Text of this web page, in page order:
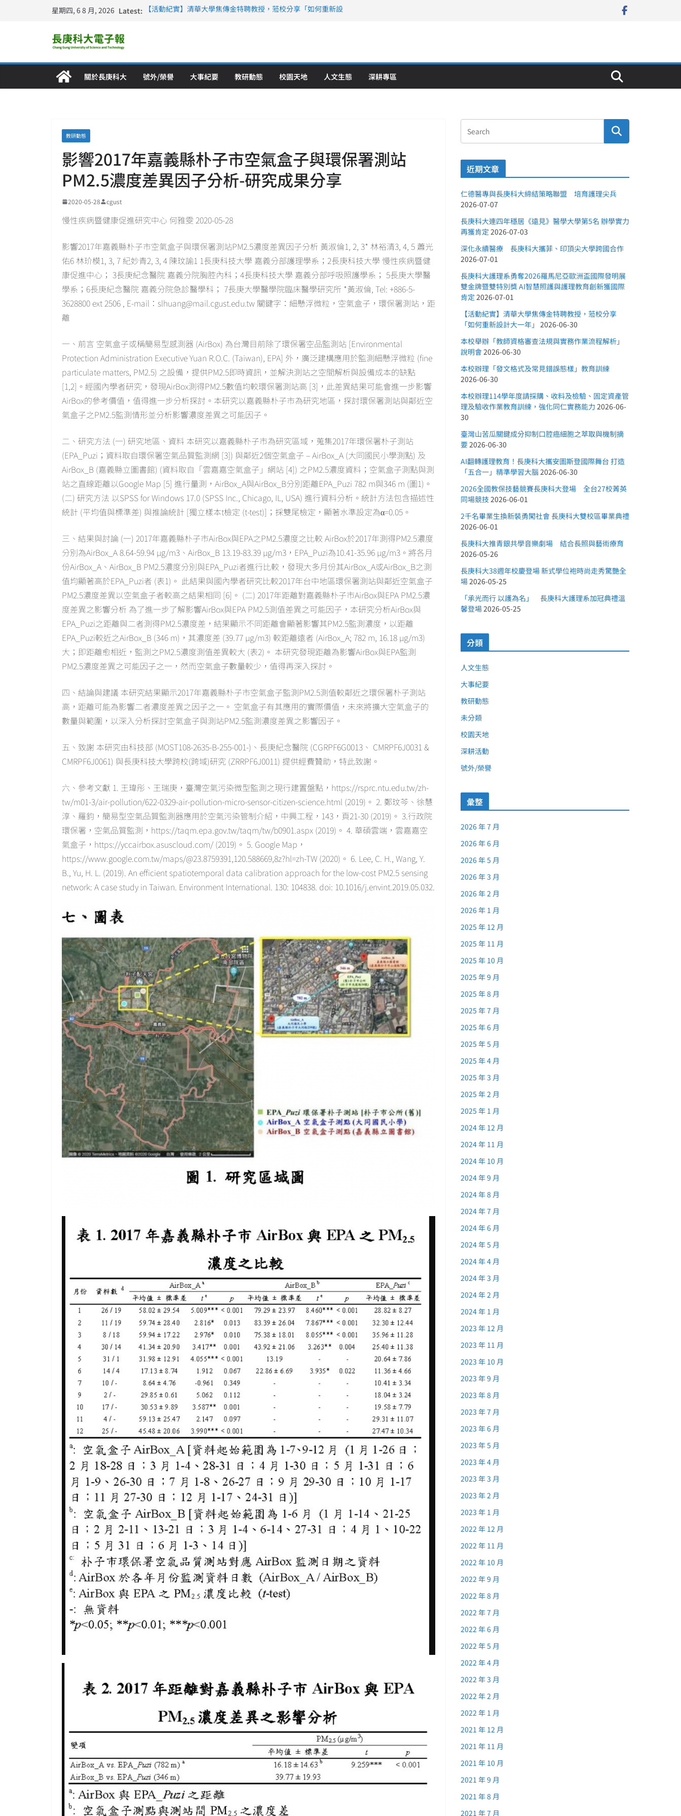
星期四, 6 8 月, 2026 Latest:
【活動紀實】清華大學焦傳金特聘教授，蒞校分享「如何重新設
長庚科大護理系勇奪2026羅馬尼亞歐洲盃國際發明展雙金牌暨雙
特別獎 AI智慧照護與護理教育創新獲國際肯定
關於長庚科大 號外/榮譽 大事紀要 教研動態 校園天地 人文生態 深耕專區
教研動態
影響2017年嘉義縣朴子市空氣盒子與環保署測站
PM2.5濃度差異因子分析-研究成果分享
2020-05-28 cgust
慢性疾病暨健康促進研究中心 何雅雯 2020-05-28
影響2017年嘉義縣朴子市空氣盒子與環保署測站PM2.5濃度差異因子分析 黃淑倫1, 2, 3* 林裕清3, 4, 5 蕭光
佑6 林玠模1, 3, 7 紀妙青2, 3, 4 陳玟諭1 1長庚科技大學 嘉義分部護理學系；2長庚科技大學 慢性疾病暨健
康促進中心； 3長庚紀念醫院 嘉義分院胸腔內科；4長庚科技大學 嘉義分部呼吸照護學系； 5長庚大學醫
學系；6長庚紀念醫院 嘉義分院急診醫學科； 7長庚大學醫學院臨床醫學研究所 *黃淑倫, Tel: +886-5-
3628800 ext 2506 , E-mail：slhuang@mail.cgust.edu.tw 關鍵字：細懸浮微粒，空氣盒子，環保署測站，距
離
一、前言 空氣盒子或稱簡易型感測器 (AirBox) 為台灣目前除了環保署空品監測站 [Environmental
Protection Administration Executive Yuan R.O.C. (Taiwan), EPA] 外，廣泛建構應用於監測細懸浮微粒 (fine
particulate matters, PM2.5) 之設備，提供PM2.5即時資訊，並解決測站之空間解析與設備成本的缺點
[1,2]。經國內學者研究，發現AirBox測得PM2.5數值均較環保署測站高 [3]，此差異結果可能會進一步影響
AirBox的參考價值，值得進一步分析探討。本研究以嘉義縣朴子市為研究地區，探討環保署測站與鄰近空
氣盒子之PM2.5監測情形並分析影響濃度差異之可能因子。
二、研究方法 (一) 研究地區、資料 本研究以嘉義縣朴子市為研究區域，蒐集2017年環保署朴子測站
(EPA_Puzi；資料取自環保署空氣品質監測網 [3]) 與鄰近2個空氣盒子 – AirBox_A (大同國民小學測點) 及
AirBox_B (嘉義縣立圖書館) (資料取自「雲嘉嘉空氣盒子」網站 [4]) 之PM2.5濃度資料；空氣盒子測點與測
站之直線距離以Google Map [5] 進行量測，AirBox_A與AirBox_B分別距離EPA_Puzi 782 m與346 m (圖1)。
(二) 研究方法 以SPSS for Windows 17.0 (SPSS Inc., Chicago, IL, USA) 進行資料分析。統計方法包含描述性
統計 (平均值與標準差) 與推論統計 [獨立樣本t檢定 (t-test)]；採雙尾檢定，顯著水準設定為α=0.05。
三、結果與討論 (一) 2017年嘉義縣朴子市AirBox與EPA之PM2.5濃度之比較 AirBox於2017年測得PM2.5濃度
分別為AirBox_A 8.64-59.94 µg/m3、AirBox_B 13.19-83.39 µg/m3，EPA_Puzi為10.41-35.96 µg/m3。將各月
份AirBox_A、AirBox_B PM2.5濃度分別與EPA_Puzi者進行比較，發現大多月份其AirBox_A或AirBox_B之測
值均顯著高於EPA_Puzi者 (表1)。 此結果與國內學者研究比較2017年台中地區環保署測站與鄰近空氣盒子
PM2.5濃度差異以空氣盒子者較高之結果相同 [6]。 (二) 2017年距離對嘉義縣朴子市AirBox與EPA PM2.5濃
度差異之影響分析 為了進一步了解影響AirBox與EPA PM2.5測值差異之可能因子，本研究分析AirBox與
EPA_Puzi之距離與二者測得PM2.5濃度差，結果顯示不同距離會顯著影響其PM2.5監測濃度，以距離
EPA_Puzi較近之AirBox_B (346 m)，其濃度差 (39.77 µg/m3) 較距離遠者 (AirBox_A; 782 m, 16.18 µg/m3)
大；即距離愈相近，監測之PM2.5濃度測值差異較大 (表2)。 本研究發現距離為影響AirBox與EPA監測
PM2.5濃度差異之可能因子之一，然而空氣盒子數量較少，值得再深入探討。
四、結論與建議 本研究結果顯示2017年嘉義縣朴子市空氣盒子監測PM2.5測值較鄰近之環保署朴子測站
高，距離可能為影響二者濃度差異之因子之一。 空氣盒子有其應用的實際價值，未來將擴大空氣盒子的
數量與範圍，以深入分析探討空氣盒子與測站PM2.5監測濃度差異之影響因子。
五、致謝 本研究由科技部 (MOST108-2635-B-255-001-)、長庚紀念醫院 (CGRPF6G0013、 CMRPF6J0031 &
CMRPF6J0061) 與長庚科技大學跨校(跨域)研究 (ZRRPF6J0011) 提供經費贊助，特此致謝。
六、參考文獻 1. 王瑋彤、王瑞庚，臺灣空氣污染微型監測之現行建置盤點，https://rsprc.ntu.edu.tw/zh-
tw/m01-3/air-pollution/622-0329-air-pollution-micro-sensor-citizen-science.html (2019)。 2. 鄭玟芩、徐慧
淳、羅鈞，簡易型空氣品質監測器應用於空氣污染管制介紹，中興工程，143，頁21-30 (2019)。 3.行政院
環保署，空氣品質監測，https://taqm.epa.gov.tw/taqm/tw/b0901.aspx (2019)。 4. 華碩雲端，雲嘉嘉空
氣盒子，https://yccairbox.asuscloud.com/ (2019)。 5. Google Map，
https://www.google.com.tw/maps/@23.8759391,120.588669,8z?hl=zh-TW (2020)。 6. Lee, C. H., Wang, Y.
B., Yu, H. L. (2019). An efficient spatiotemporal data calibration approach for the low-cost PM2.5 sensing
network: A case study in Taiwan. Environment International. 130: 104838. doi: 10.1016/j.envint.2019.05.032.
近期文章
仁德醫專與長庚科大締結策略聯盟 培育護理尖兵
2026-07-07
長庚科大連四年穩居《遠見》醫學大學第5名 辦學實力
再獲肯定 2026-07-03
深化永續醫療 長庚科大攜菲、印頂尖大學跨國合作
2026-07-01
長庚科大護理系勇奪2026羅馬尼亞歐洲盃國際發明展
雙金牌暨雙特別獎 AI智慧照護與護理教育創新獲國際
肯定 2026-07-01
【活動紀實】清華大學焦傳金特聘教授，蒞校分享
「如何重新設計大一年」 2026-06-30
本校舉辦「教師資格審查法規與實務作業流程解析」
說明會2026-06-30
本校辦理「發文格式及常見錯誤態樣」教育訓練
2026-06-30
本校辦理114學年度請採購、收料及檢驗、固定資產管
理及驗收作業教育訓練，強化同仁實務能力 2026-06-
30
臺灣山苦瓜關鍵成分抑制口腔癌細胞之萃取與機制摘
要2026-06-30
AI翻轉護理教育！長庚科大攜安圖斯登國際舞台 打造
「五合一」精準學習大腦 2026-06-30
2026全國教保技藝競賽長庚科大登場 全台27校菁英
同場競技 2026-06-01
2千名畢業生換新裝勇闖社會 長庚科大雙校區畢業典禮
2026-06-01
長庚科大推青銀共學音樂劇場 結合長照與藝術療育
2026-05-26
長庚科大38週年校慶登場 新式學位袍時尚走秀驚艷全
場2026-05-25
「承光而行 以護為名」 長庚科大護理系加冠典禮溫
馨登場2026-05-25
分類
人文生態
大事紀要
教研動態
未分類
校園天地
深耕活動
號外/榮譽
彙整
2026 年 7 月
2026 年 6 月
2026 年 5 月
2026 年 3 月
2026 年 2 月
2026 年 1 月
2025 年 12 月
2025 年 11 月
2025 年 10 月
2025 年 9 月
2025 年 8 月
2025 年 7 月
2025 年 6 月
2025 年 5 月
2025 年 4 月
2025 年 3 月
2025 年 2 月
2025 年 1 月
2024 年 12 月
2024 年 11 月
2024 年 10 月
2024 年 9 月
2024 年 8 月
2024 年 7 月
2024 年 6 月
2024 年 5 月
2024 年 4 月
2024 年 3 月
2024 年 2 月
2024 年 1 月
2023 年 12 月
2023 年 11 月
2023 年 10 月
2023 年 9 月
2023 年 8 月
2023 年 7 月
2023 年 6 月
2023 年 5 月
2023 年 4 月
2023 年 3 月
2023 年 2 月
2023 年 1 月
2022 年 12 月
2022 年 11 月
2022 年 10 月
2022 年 9 月
2022 年 8 月
2022 年 7 月
2022 年 6 月
2022 年 5 月
2022 年 4 月
2022 年 3 月
2022 年 2 月
2022 年 1 月
2021 年 12 月
2021 年 11 月
2021 年 10 月
2021 年 9 月
2021 年 8 月
2021 年 7 月